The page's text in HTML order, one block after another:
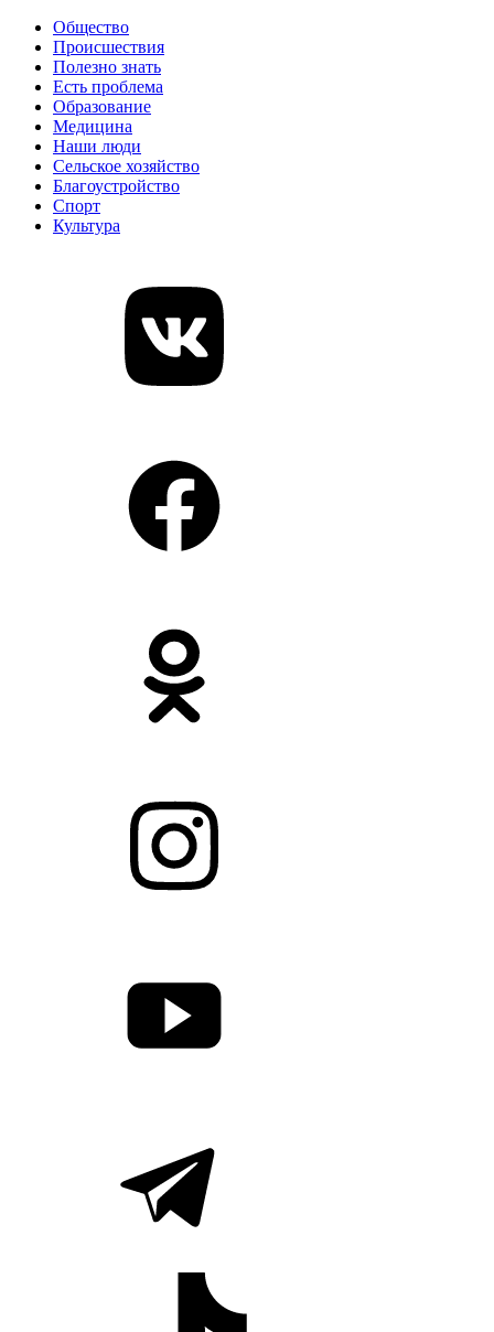
Общество
Происшествия
Полезно знать
Есть проблема
Образование
Медицина
Наши люди
Сельское хозяйство
Благоустройство
Спорт
Культура